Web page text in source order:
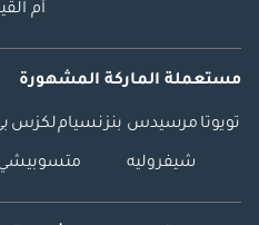
أم
مستعملة الماركة المشهورة
تويوتا مرسيدس بنزنسياملكزس
شيفروليه